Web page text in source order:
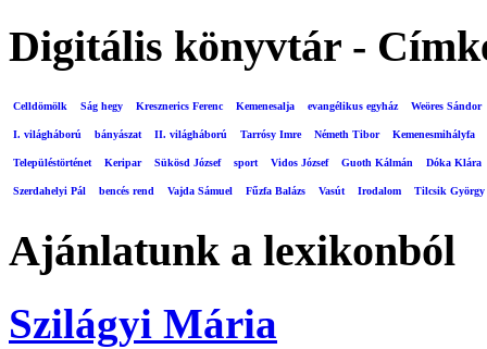
Digitális könyvtár -
Celldömölk Ság hegy Kresznerics Ferenc Kemenesalja evangélikus egyház Weöres Sándor
I. világháború bányászat II. világháború Tarrósy Imre Németh Tibor Kemenesmihályfa
Településtörténet Keripar Sükösd József sport Vidos József Guoth Kálmán Dóka Klára
Szerdahelyi Pál bencés rend Vajda Sámuel Fűzfa Balázs Vasút Irodalom Tilcsik György
Ajánlatunk a lexikonból
Szilágyi Mária